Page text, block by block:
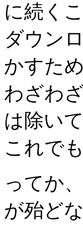
に続く
ダウン
かすた
わざわ
は除い
これでも
ってか
が殆ど